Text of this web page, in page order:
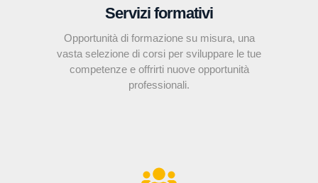
Servizi formativi
Opportunità di formazione su misura, una
vasta selezione di corsi per sviluppare le tue
competenze e offrirti nuove opportunità
professionali.